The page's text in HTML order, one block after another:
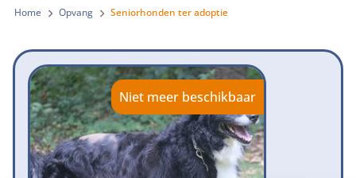
Bescherming tegen grasaren
Steun als vrijwilliger
Honden voor Honden Loop
Vraag een donatiebox aan
Vacatures
Donateursmagazine Hond
Onze successen voor honden
Nieuwsbrief
Incassodata
Home Opvang Seniorhonden ter adoptie
Niet meer beschikbaar